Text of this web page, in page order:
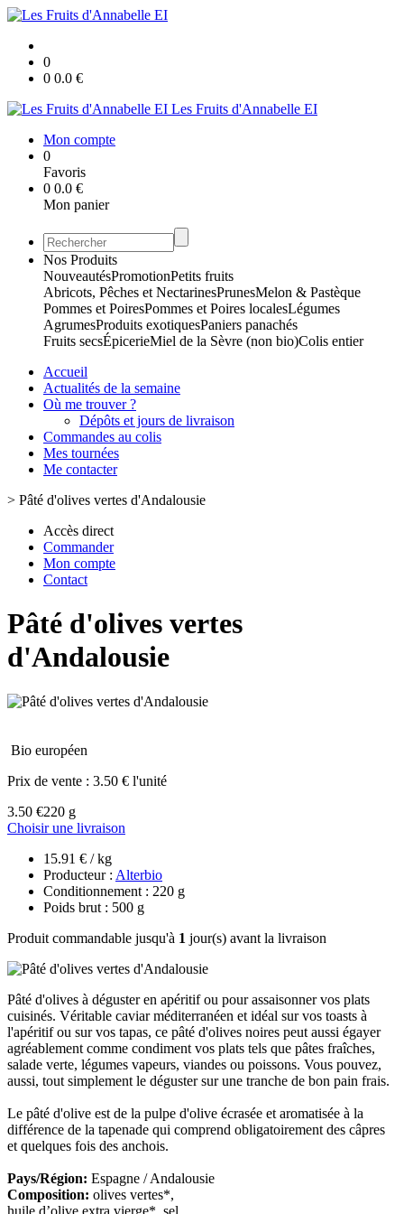
0
0 0.0 €
Les Fruits d'Annabelle EI
Mon compte
0
Favoris
0 0.0 €
Mon panier
Nos Produits
NouveautésPromotionPetits fruits
Abricots, Pêches et NectarinesPrunesMelon & Pastèque
Pommes et PoiresPommes et Poires localesLégumes
AgrumesProduits exotiquesPaniers panachés
Fruits secsÉpicerieMiel de la Sèvre (non bio)Colis entier
Accueil
Actualités de la semaine
Où me trouver ?
Dépôts et jours de livraison
Commandes au colis
Mes tournées
Me contacter
> Pâté d'olives vertes d'Andalousie
Accès direct
Commander
Mon compte
Contact
Pâté d'olives vertes
d'Andalousie
Bio européen
Prix de vente : 3.50 € l'unité
3.50 €220 g
Choisir une livraison
15.91 € / kg
Producteur : Alterbio
Conditionnement : 220 g
Poids brut : 500 g
Produit commandable jusqu'à 1 jour(s) avant la livraison
Pâté d'olives à déguster en apéritif ou pour assaisonner vos plats
cuisinés. Véritable caviar méditerranéen et idéal sur vos toasts à
l'apéritif ou sur vos tapas, ce pâté d'olives noires peut aussi égayer
agréablement comme condiment vos plats tels que pâtes fraîches,
salade verte, légumes vapeurs, viandes ou poissons. Vous pouvez,
aussi, tout simplement le déguster sur une tranche de bon pain frais.
Le pâté d'olive est de la pulpe d'olive écrasée et aromatisée à la
différence de la tapenade qui comprend obligatoirement des câpres
et quelques fois des anchois.
Pays/Région: Espagne / Andalousie
Composition: olives vertes*,
huile d’olive extra vierge*, sel,